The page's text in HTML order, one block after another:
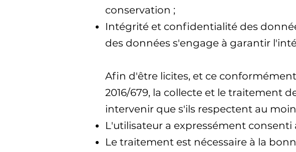
conservation ;
Intégrité et confidentialité des
des données s'engage à garantir
Afin d'être licites, et ce
2016/679, la collecte et le traitement
intervenir que s'ils respectent au
L'utilisateur a expressément
Le traitement est nécessaire à la